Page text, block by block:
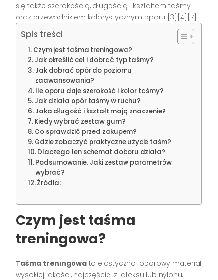
się także szerokością, długością i kształtem taśmy
oraz przewodnikiem kolorystycznym oporu [3][4][7].
Spis treści
Czym jest taśma treningowa?
Jak określić cel i dobrać typ taśmy?
Jak dobrać opór do poziomu
zaawansowania?
Ile oporu daje szerokość i kolor taśmy?
Jak działa opór taśmy w ruchu?
Jaka długość i kształt mają znaczenie?
Kiedy wybrać zestaw gum?
Co sprawdzić przed zakupem?
Gdzie zobaczyć praktyczne użycie taśm?
Dlaczego ten schemat doboru działa?
Podsumowanie. Jaki zestaw parametrów
wybrać?
Źródła:
Czym jest taśma
treningowa?
Taśma treningowa to elastyczno-oporowy materiał
wysokiej jakości, najczęściej z lateksu lub nylonu,